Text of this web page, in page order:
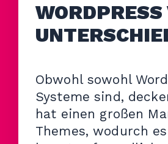
Obwohl sowohl
Systeme sind,
hat einen großen
Themes, wodurch